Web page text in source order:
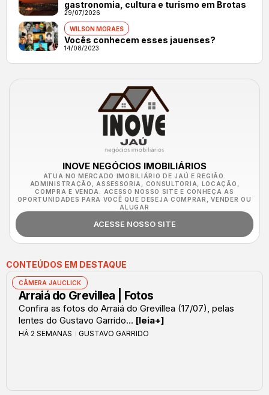
gastronomia, cultura e turismo em Brotas
29/07/2026
WILSON MORAES
Vocês conhecem esses jauenses?
14/08/2023
INOVE NEGÓCIOS IMOBILIÁRIOS
ATUA NO MERCADO IMOBILIÁRIO DE JAÚ E REGIÃO.
ADMINISTRAÇÃO, ASSESSORIA, CONSULTORIA, LOCAÇÃO,
COMPRA E VENDA. ACESSO NOSSO SITE E CONHEÇA AS
OPORTUNIDADES PARA VOCÊ QUE DESEJA COMPRAR, VENDER OU
ALUGAR
ACESSE NOSSO SITE
CONTEÚDOS EM DESTAQUE
CÂMERA JAUCLICK
Arraiá do Grevillea | Fotos
Confira as fotos do Arraiá do Grevillea (17/07), pelas
lentes do Gustavo Garrido... [leia+]
HÁ 2 SEMANAS GUSTAVO GARRIDO